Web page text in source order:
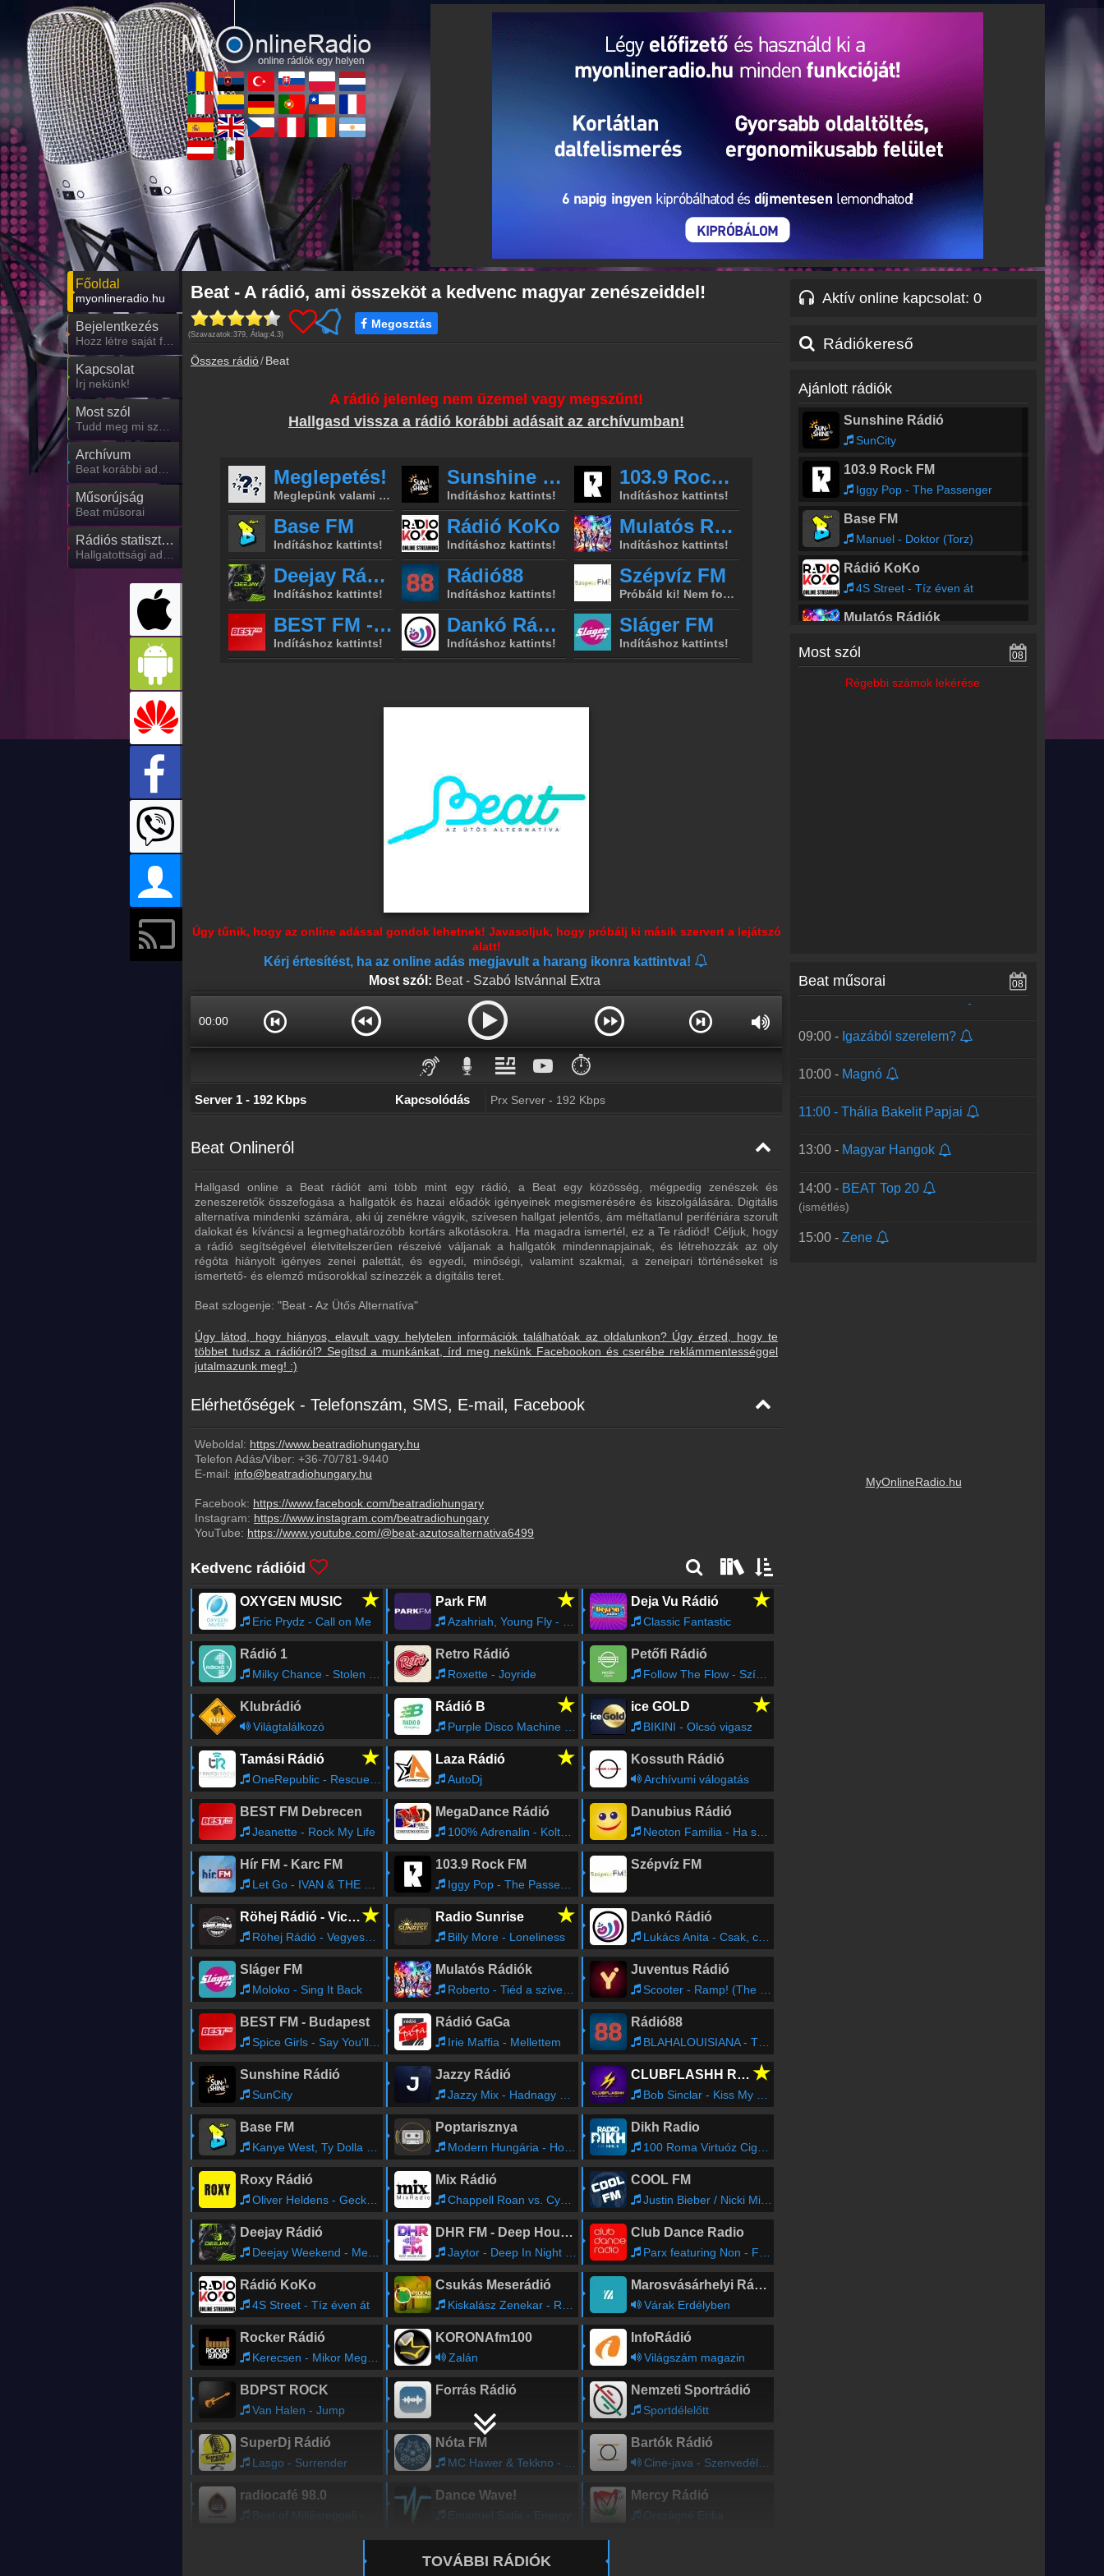
Főoldal
myonlineradio.hu
Bejelentkezés
Kapcsolat
Írj nekünk!
Most szól
Archívum
Műsorújság
Beat műsorai
Rádiós statisztika
Beat - A rádió, ami összeköt a kedvenc magyar zenészeiddel!
(Szavazatok:379, Átlag:4.3)
Megosztás
Összes rádió Beat
A rádió jelenleg nem üzemel vagy megszűnt!
Hallgasd vissza a rádió korábbi adásait az archívumban!
Úgy tűnik, hogy az online adással gondok lehetnek! Javasoljuk, hogy próbálj ki másik szervert a lejátszó
alatt!
Kérj értesítést, ha az online adás megjavult a harang ikonra kattintva!
Most szól: Beat - Szabó Istvánnal Extra
00:00
⏱️
Server 1 - 192 Kbps Kapcsolódás Prx Server - 192 Kbps
Beat Onlineról
Hallgasd online a Beat rádiót ami több mint egy rádió, a Beat egy közösség, mégpedig zenészek és
zeneszeretők összefogása a hallgatók és hazai előadók igényeinek megismerésére és kiszolgálására. Digitális
alternatíva mindenki számára, aki új zenékre vágyik, szívesen hallgat jelentős, ám méltatlanul perifériára szorult
dalokat és kíváncsi a legmeghatározóbb kortárs alkotásokra. Ha magadra ismertél, ez a Te rádiód! Céljuk, hogy
a rádió segítségével életvitelszerűen részeivé váljanak a hallgatók mindennapjainak, és létrehozzák az oly
régóta hiányolt igényes zenei palettát, és egyedi, minőségi, valamint szakmai, a zeneipari történéseket is
ismertető- és elemző műsorokkal színezzék a digitális teret.
Beat szlogenje: "Beat - Az Ütős Alternatíva"
Úgy látod, hogy hiányos, elavult vagy helytelen információk találhatóak az oldalunkon? Úgy érzed, hogy te
többet tudsz a rádióról? Segítsd a munkánkat, írd meg nekünk Facebookon és cserébe reklámmentességgel
jutalmazunk meg! :)
Elérhetőségek - Telefonszám, SMS, E-mail, Facebook
Weboldal: https://www.beatradiohungary.hu
Telefon Adás/Viber: +36-70/781-9440
E-mail: info@beatradiohungary.hu
Facebook: https://www.facebook.com/beatradiohungary
Instagram: https://www.instagram.com/beatradiohungary
YouTube: https://www.youtube.com/@beat-azutosalternativa6499
Kedvenc rádióid
OXYGEN MUSIC ★
Eric Prydz - Call on Me
Park FM ★
Azahriah, Young Fly - Vemzavr!
Deja Vu Rádió ★
Classic Fantastic
Rádió 1
Milky Chance - Stolen Dance
Retro Rádió
Roxette - Joyride
Petőfi Rádió
Follow The Flow - Szívrabló
Klubrádió
Világtalálkozó
Rádió B ★
Purple Disco Machine - Fireworks (feat. Moss Kena & The Knocks)
ice GOLD ★
BIKINI - Olcsó vigasz
Tamási Rádió ★
OneRepublic - Rescue Me
Laza Rádió ★
AutoDj
Kossuth Rádió
Archívumi válogatás
BEST FM Debrecen
Jeanette - Rock My Life
MegaDance Rádió
100% Adrenalin - Koltai Laci
Danubius Rádió
Neoton Familia - Ha szombat este tancol
Hír FM - Karc FM
Let Go - IVAN & THE PARAZOL
103.9 Rock FM
Iggy Pop - The Passenger
Szépvíz FM
Röhej Rádió - Vicc az egész★
Röhej Rádió - Vegyes1123
Radio Sunrise ★
Billy More - Loneliness
Dankó Rádió
Lukács Anita - Csak, csak, csak az esik nékem keservesen; Az a szép;
Sláger FM
Moloko - Sing It Back
Mulatós Rádiók
Roberto - Tiéd a szívem (latin version)
Juventus Rádió
Scooter - Ramp! (The Logical Song)
BEST FM - Budapest
Spice Girls - Say You'll Be There
Rádió GaGa
Irie Maffia - Mellettem
Rádió88
BLAHALOUISIANA - Túl távol, elég közel
Sunshine Rádió
SunCity
Jazzy Rádió
Jazzy Mix - Hadnagy Vilmos
CLUBFLASHH Radio ★
Bob Sinclar - Kiss My Eyes (Radio Edit)
Base FM
Kanye West, Ty Dolla Sign feat. Rich The Kid, Playboi Carti - CARNIVAL
Poptarisznya
Modern Hungária - Honolulu
Dikh Radio
100 Roma Virtuóz Cigányzenekar - Kardtánc
Roxy Rádió
Oliver Heldens - Gecko (Overdrive) feat. Becky Hill
Mix Rádió
Chappell Roan vs. Cyndi Lauper - Pink Pony Girls Just Wanna Have Fun (Dom De Sousa Mash)
COOL FM
Justin Bieber / Nicki Minaj - Beauty And A Beat
Deejay Rádió
Deejay Weekend - Mebecco
DHR FM - Deep House Radio
Jaytor - Deep In Night (Nikko Culture Remix)
Club Dance Radio
Parx featuring Non - Feel Right Now
Rádió KoKo
4S Street - Tíz éven át
Csukás Meserádió
Kiskalász Zenekar - Rrrrépa dal
Marosvásárhelyi Rádió
Várak Erdélyben
Rocker Rádió
Kerecsen - Mikor Megyek Hazafelé
KORONAfm100
Zalán
InfoRádió
Világszám magazin
BDPST ROCK
Van Halen - Jump
Forrás Rádió Nemzeti Sportrádió
Sportdélelőtt
SuperDj Rádió
Lasgo - Surrender
Nóta FM
MC Hawer & Tekkno - Kimegyek a temetobe
Bartók Rádió
Cine-java - Szenvedélyek viharában (1994)
radiocafé 98.0
Best of Millásreggeli - a gazdasági muppet show
Dance Wave!
Emanuel Satie - Energy
Mercy Rádió
Országné Erika
TOVÁBBI RÁDIÓK
Aktív online kapcsolat:
Rádiókereső
Ajánlott rádiók
Sunshine Rádió
SunCity
103.9 Rock FM
Iggy Pop - The Passenger
Base FM
Manuel - Doktor (Torz)
Rádió KoKo
4S Street - Tíz éven át
Mulatós Rádiók
Deejay Rádió
Deejay Weekend - Mebecco
Most szól 08
Régebbi számok lekérése
Beat műsorai 08
08:00 -Podcastek a Beaten
09:00 - Igazából szerelem?
10:00 - Magnó
11:00 - Thália Bakelit Papjai
13:00 - Magyar Hangok
14:00 - BEAT Top 20
(ismétlés)
15:00 - Zene
MyOnlineRadio.hu